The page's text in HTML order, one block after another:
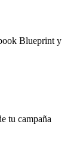
Blueprint y
tu campaña